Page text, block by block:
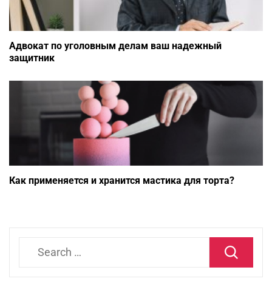
Адвокат по уголовным делам ваш надежный
защитник
Как применяется и хранится мастика для торта?